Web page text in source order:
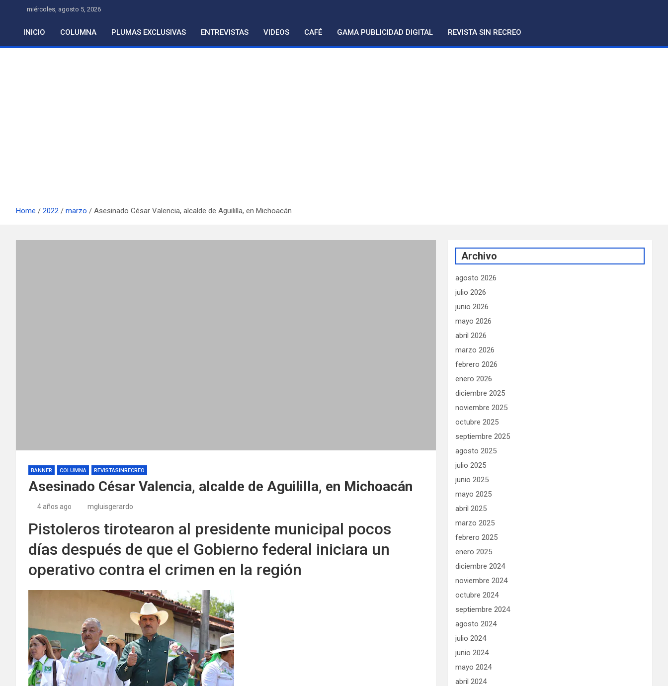
content
miércoles, agosto 5, 2026
INICIO COLUMNA PLUMAS EXCLUSIVAS ENTREVISTAS VIDEOS CAFÉ GAMA PUBLICIDAD DIGITAL REVISTA SIN RECREO
Home 2022 marzo Asesinado César Valencia, alcalde de Aguililla, en Michoacán
BANNER COLUMNA REVISTASINRECREO
Asesinado César Valencia, alcalde de Aguililla, en Michoacán
4 años ago mgluisgerardo
Pistoleros tirotearon al presidente municipal pocos
días después de que el Gobierno federal iniciara un
operativo contra el crimen en la región
Archivo
agosto 2026
julio 2026
junio 2026
mayo 2026
abril 2026
marzo 2026
febrero 2026
enero 2026
diciembre 2025
noviembre 2025
octubre 2025
septiembre 2025
agosto 2025
julio 2025
junio 2025
mayo 2025
abril 2025
marzo 2025
febrero 2025
enero 2025
diciembre 2024
noviembre 2024
octubre 2024
septiembre 2024
agosto 2024
julio 2024
junio 2024
mayo 2024
abril 2024